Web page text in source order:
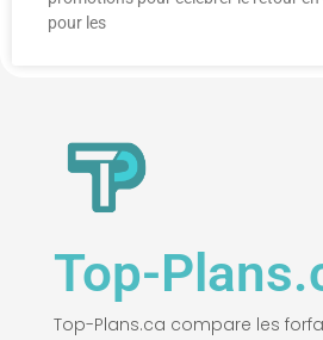
pour les
Top-
Top-Plans.ca compare les